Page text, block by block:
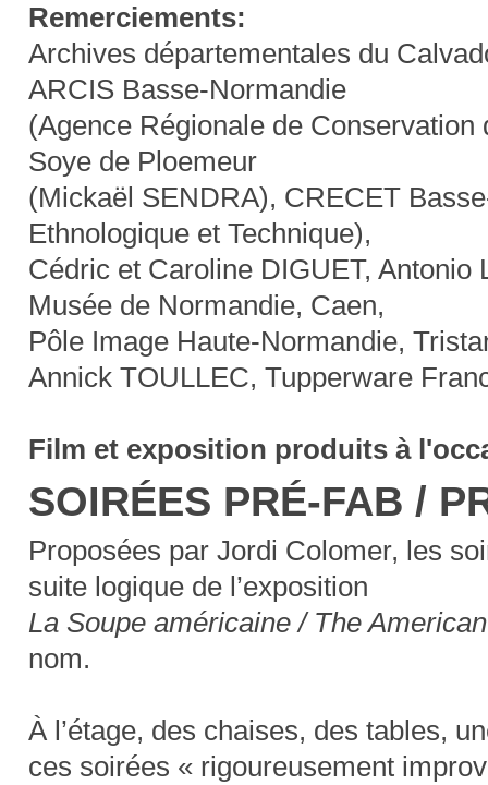
Remerciements:
Archives départementales du
ARCIS Basse-Normandie
(Agence Régionale de
Soye de Ploemeur
(Mickaël SENDRA), CRECET
Ethnologique et Technique),
Cédric et Caroline DIGUET,
Musée de Normandie, Caen,
Pôle Image Haute-Normandie,
Annick TOULLEC, Tupperware
Film et exposition produits à
SOIRÉES PRÉ-FAB /
Proposées par Jordi Colomer, les
suite logique de l’exposition
La Soupe américaine / The
nom.
À l’étage, des chaises, des tables,
ces soirées « rigoureusement